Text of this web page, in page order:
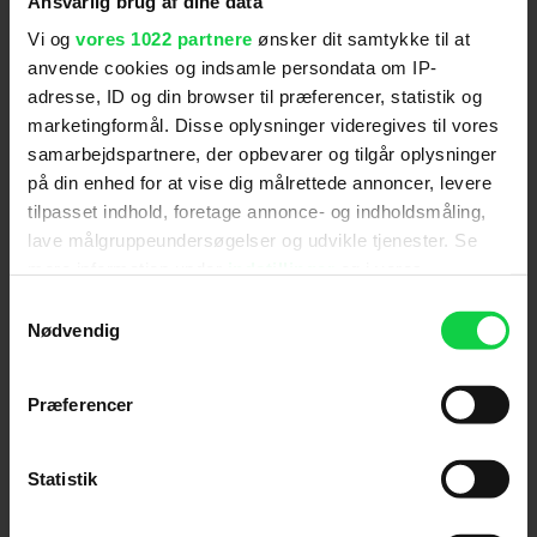
Vi og vores 1022 partnere ønsker dit samtykke til at
anvende cookies og indsamle persondata om IP-
adresse, ID og din browser til præferencer, statistik og
marketingformål. Disse oplysninger videregives til vores
samarbejdspartnere, der opbevarer og tilgår oplysninger
på din enhed for at vise dig målrettede annoncer, levere
tilpasset indhold, foretage annonce- og indholdsmåling,
lave målgruppeundersøgelser og udvikle tjenester. Se
tilbage eller ændre indstillinger fra vores
"Cookiedeklaration", eller ved at trykke på "Privacy
Indsamle præcise oplysninger om din placering,
Identificere din enhed baseret på en scanning af
Nødvendig
Præferencer
Statistik
Anmeldelser fra medierne
(6)
'Room' er et meget intens og rørende kammerspil [...]
Jack.
desperation, angst og hjælpeløshed som de to
befinder sig i. Det vurderes derfor at filmen vil kunne
virke skræmmende på børn og unge under 15 år.